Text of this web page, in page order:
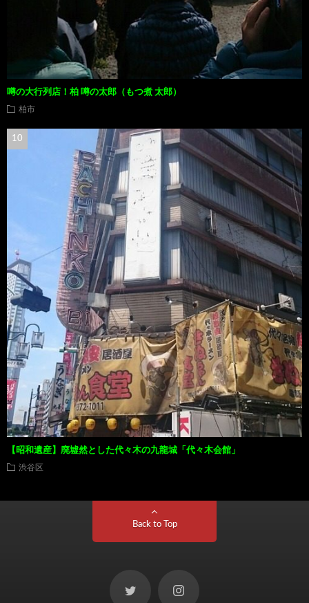
噂の大行列店！柏 噂の太郎（もつ煮 太郎）
柏市
【昭和遺産】廃墟然とした代々木の九龍城「代々木会館」
渋谷区
Back to Top